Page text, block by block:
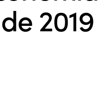
2019